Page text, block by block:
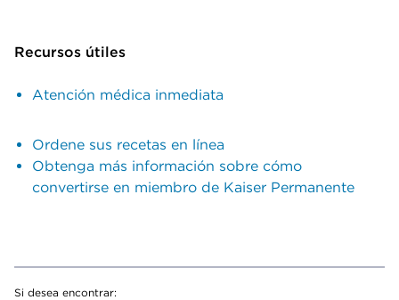
Recursos útiles
Atención médica inmediata
Ordene sus recetas en línea
Obtenga más información sobre cómo
convertirse en miembro de Kaiser Permanente
Si desea encontrar: